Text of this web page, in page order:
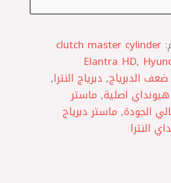
clutch master cylinder
Elantra HD,
الدبرياج, دبرياج النترا,
اصلية, ماستر
الجودة, ماستر دبرياج
النترا